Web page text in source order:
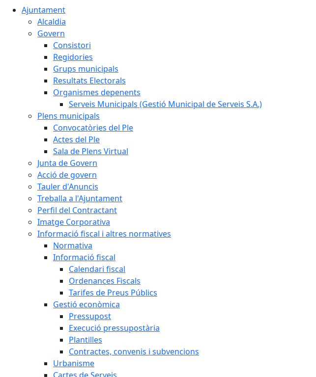
Ajuntament
Alcaldia
Govern
Consistori
Regidories
Grups municipals
Resultats Electorals
Organismes depenents
Serveis Municipals (Gestió Municipal de Serveis S.A.)
Plens municipals
Convocatòries del Ple
Actes del Ple
Sala de Plens Virtual
Junta de Govern
Acció de govern
Tauler d'Anuncis
Treballa a l'Ajuntament
Perfil del Contractant
Imatge Corporativa
Informació fiscal i altres normatives
Normativa
Informació fiscal
Calendari fiscal
Ordenances Fiscals
Tarifes de Preus Públics
Gestió econòmica
Pressupost
Execució pressupostària
Plantilles
Contractes, convenis i subvencions
Urbanisme